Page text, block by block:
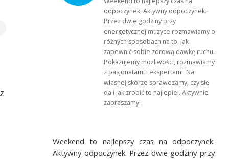
odpoczynek. Aktywny odpoczynek.
Przez dwie godziny przy
energetycznej muzyce rozmawiamy o
różnych sposobach na to, jak
zapewnić sobie zdrową dawkę ruchu.
Pokazujemy możliwości, rozmawiamy
z pasjonatami i ekspertami. Na
własnej skórze sprawdzamy, czy się
da i jak zrobić to najlepiej. Aktywnie
zapraszamy!
Weekend to najlepszy czas na odpoczynek.
Aktywny odpoczynek. Przez dwie godziny przy